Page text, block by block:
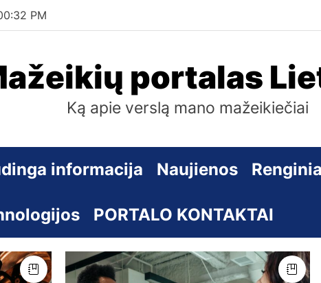
PM
portalas
Ką apie verslą mano mažeikiečiai
informacija Naujienos
PORTALO KONTAKTAI